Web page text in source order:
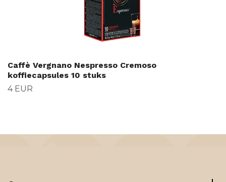
Caffè Vergnano Nespresso Cremoso
koffiecapsules 10 stuks
4 EUR